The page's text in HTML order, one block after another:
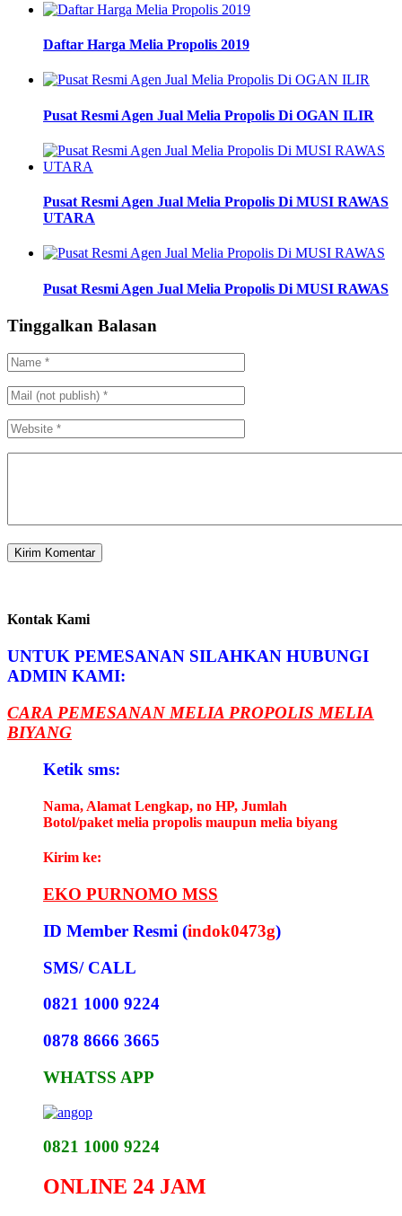
Daftar Harga Melia Propolis 2019
Pusat Resmi Agen Jual Melia Propolis Di OGAN ILIR
Pusat Resmi Agen Jual Melia Propolis Di MUSI RAWAS
UTARA
Pusat Resmi Agen Jual Melia Propolis Di MUSI RAWAS
Tinggalkan Balasan
Kontak Kami
UNTUK PEMESANAN SILAHKAN HUBUNGI
ADMIN KAMI:
CARA PEMESANAN MELIA PROPOLIS MELIA
BIYANG
Ketik sms:
Nama, Alamat Lengkap, no HP, Jumlah
Botol/paket melia propolis maupun melia biyang
Kirim ke:
EKO PURNOMO MSS
ID Member Resmi (indok0473g)
SMS/ CALL
0821 1000 9224
0878 8666 3665
WHATSS APP
0821 1000 9224
ONLINE 24 JAM